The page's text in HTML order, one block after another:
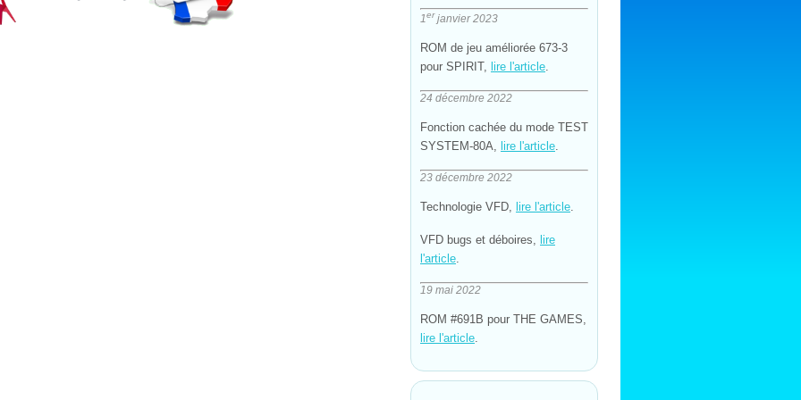
1er janvier 2023
ROM de jeu améliorée 673-3
pour SPIRIT, lire l'article.
24 décembre 2022
Fonction cachée du mode TEST
SYSTEM-80A, lire l'article.
23 décembre 2022
Technologie VFD, lire l'article.
VFD bugs et déboires, lire
l'article.
19 mai 2022
ROM #691B pour THE GAMES,
lire l'article.